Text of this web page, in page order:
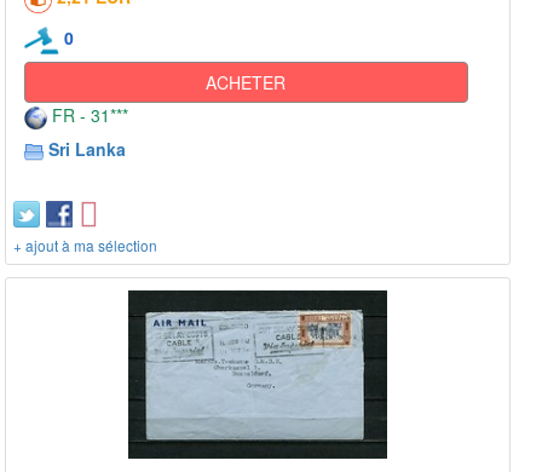
0
ACHETER
FR - 31***
Sri Lanka
+ ajout à ma sélection